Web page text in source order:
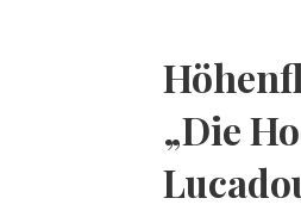
„Die